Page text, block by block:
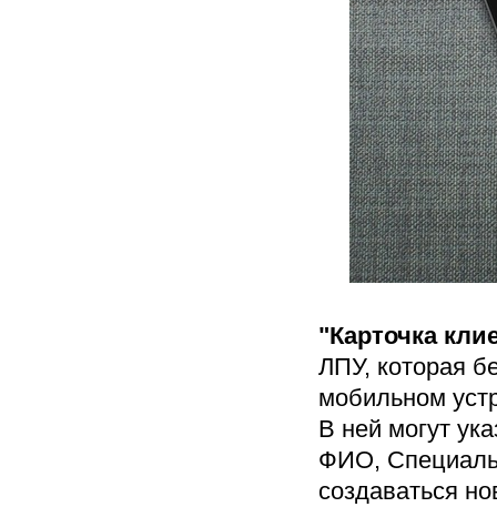
"Карточка
ЛПУ, которая
мобильном
В ней могут
ФИО,
создаваться